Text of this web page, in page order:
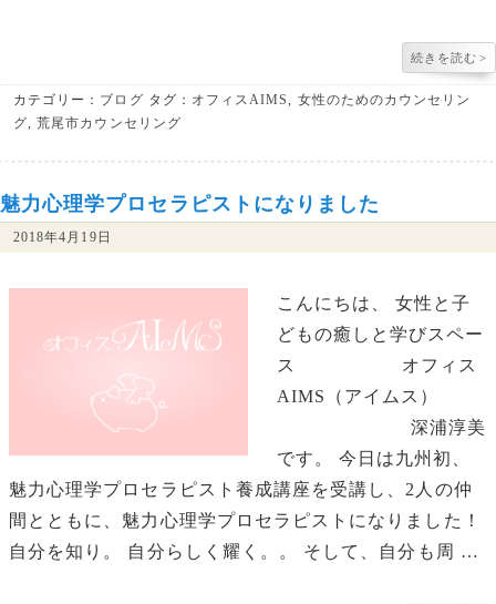
続きを読む >
カテゴリー： ブログ タグ： オフィスAIMS, 女性のためのカウンセリン
グ,荒尾市カウンセリング
魅力心理学プロセラピストになりました
2018年4月19日
こんにちは、 女性と子
どもの癒しと学びスペー
ス オフィス
AIMS（アイムス）
深浦淳美
です。 今日は九州初、
魅力心理学プロセラピスト養成講座を受講し、2人の仲
間とともに、魅力心理学プロセラピストになりました！
自分を知り。 自分らしく耀く。。 そして、自分も周 …